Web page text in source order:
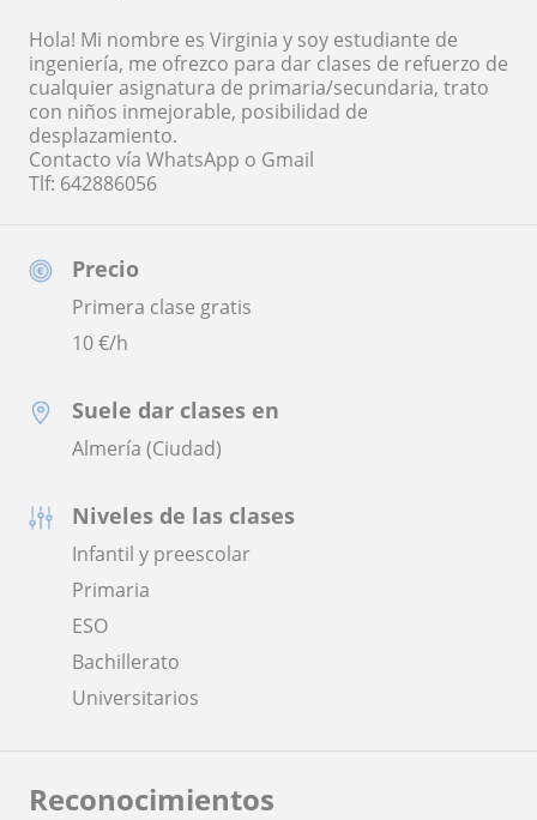
Precio
Primera clase gratis
10€/h
Suele dar clases en
Almería (Ciudad)
Niveles de las clases
Infantil y preescolar
Primaria
ESO
Bachillerato
Universitarios
Hola! Mi nombre es Virginia y soy estudiante de
ingeniería, me ofrezco para dar clases de refuerzo de
cualquier asignatura de primaria/secundaria, trato
con niños inmejorable, posibilidad de
desplazamiento.
Contacto vía WhatsApp o Gmail
Tlf: 642886056
Reconocimientos